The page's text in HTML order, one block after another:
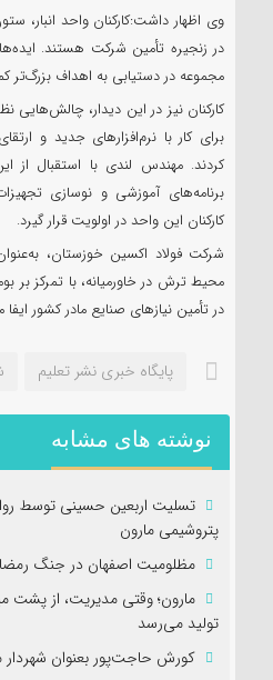
وی اظهار داشت:کارکنان واحد
در زنجیره تأمین شرکت هستند.
مجموعه در دستیابی به اهداف بزرگ‌تر
کارکنان نیز در این دیدار،
برای کار با نرم‌افزارهای جدید و
کردند. مهندس لندی با استقبال از
برنامه‌های آموزشی و نوسازی
کارکنان این واحد در اولویت قرار گیرد.
محیط ترش در خاورمیانه، با تمرکز
در تأمین نیازهای صنایع مادر کشور ایفا
پایگاه خبری نشر تعلیم
نوشته های مشابه
تسلیت اربعین حسینی توسط
پتروشیمی مارون
مظلومیت اصفهان در جنگ
مارون؛ وقتی مدیریت، از پشت
تولید می‌رسد
کورش حاجت‌پور بعنوان